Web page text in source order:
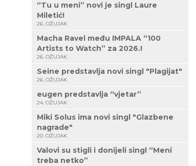
“Tu u meni” novi je singl Laure
Miletić!
26. OŽUJAK
Macha Ravel među IMPALA “100
Artists to Watch” za 2026.!
26. OŽUJAK
Seine predstavlja novi singl "Plagijat"
26. OŽUJAK
eugen predstavlja “vjetar”
24. OŽUJAK
Miki Solus ima novi singl "Glazbene
nagrade"
20. OŽUJAK
Valovi su stigli i donijeli singl “Meni
treba netko”